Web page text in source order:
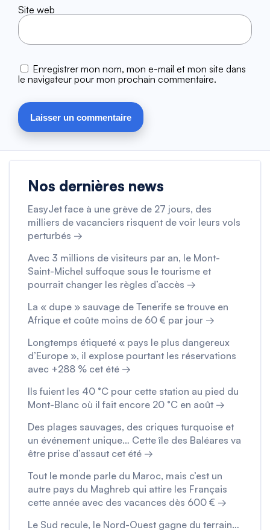
Site web
Enregistrer mon nom, mon e-mail et mon site dans
le navigateur pour mon prochain commentaire.
Nos dernières news
EasyJet face à une grève de 27 jours, des
milliers de vacanciers risquent de voir leurs vols
perturbés →
Avec 3 millions de visiteurs par an, le Mont-
Saint-Michel suffoque sous le tourisme et
pourrait changer les règles d’accès →
La « dupe » sauvage de Tenerife se trouve en
Afrique et coûte moins de 60 € par jour →
Longtemps étiqueté « pays le plus dangereux
d’Europe », il explose pourtant les réservations
avec +288 % cet été →
Ils fuient les 40 °C pour cette station au pied du
Mont-Blanc où il fait encore 20 °C en août →
Des plages sauvages, des criques turquoise et
un événement unique… Cette île des Baléares va
être prise d’assaut cet été →
Tout le monde parle du Maroc, mais c’est un
autre pays du Maghreb qui attire les Français
cette année avec des vacances dès 600 € →
Le Sud recule, le Nord-Ouest gagne du terrain…